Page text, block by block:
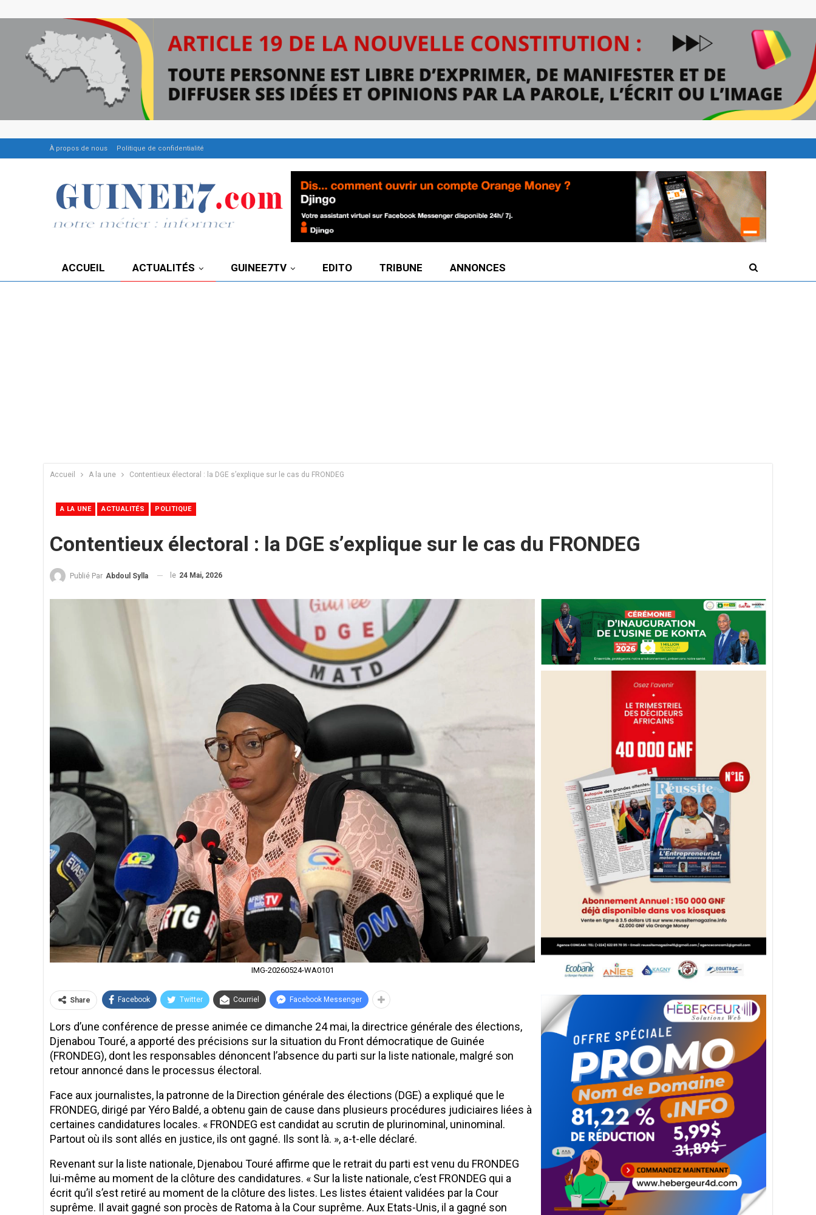
À propos de nous Politique de confidentialité
ACCUEIL ACTUALITÉS GUINEE7TV EDITO TRIBUNE ANNONCES
Accueil A la une Contentieux électoral : la DGE s’explique sur le cas du FRONDEG
A LA UNE ACTUALITÉS POLITIQUE
Contentieux électoral : la DGE s’explique sur le cas du FRONDEG
Publié Par Abdoul Sylla le 24 Mai, 2026
IMG-20260524-WA0101
Share Facebook Twitter Courriel Facebook Messenger
Lors d’une conférence de presse animée ce dimanche 24 mai, la directrice générale des élections,
Djenabou Touré, a apporté des précisions sur la situation du Front démocratique de Guinée
(FRONDEG), dont les responsables dénoncent l’absence du parti sur la liste nationale, malgré son
retour annoncé dans le processus électoral.
Face aux journalistes, la patronne de la Direction générale des élections (DGE) a expliqué que le
FRONDEG, dirigé par Yéro Baldé, a obtenu gain de cause dans plusieurs procédures judiciaires liées à
certaines candidatures locales. « FRONDEG est candidat au scrutin de plurinominal, uninominal.
Partout où ils sont allés en justice, ils ont gagné. Ils sont là. », a-t-elle déclaré.
Revenant sur la liste nationale, Djenabou Touré affirme que le retrait du parti est venu du FRONDEG
lui-même au moment de la clôture des candidatures. « Sur la liste nationale, c’est FRONDEG qui a
écrit qu’il s’est retiré au moment de la clôture des listes. Les listes étaient validées par la Cour
suprême. Il avait gagné son procès de Ratoma à la Cour suprême. Aux Etats-Unis, il a gagné son